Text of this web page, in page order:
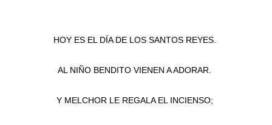
HOY ES EL DÍA DE LOS SANTOS REYES.
AL NIÑO BENDITO VIENEN A ADORAR.
Y MELCHOR LE REGALA EL INCIENSO;